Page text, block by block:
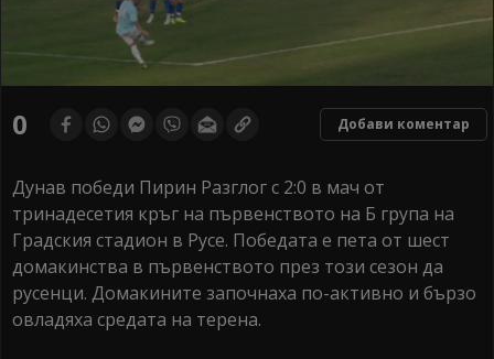
0 Добави коментар
Дунав победи Пирин Разглог с 2:0 в мач от
тринадесетия кръг на първенството на Б група на
Градския стадион в Русе. Победата е пета от шест
домакинства в първенството през този сезон да
русенци. Домакините започнаха по-активно и бързо
овладяха средата на терена.